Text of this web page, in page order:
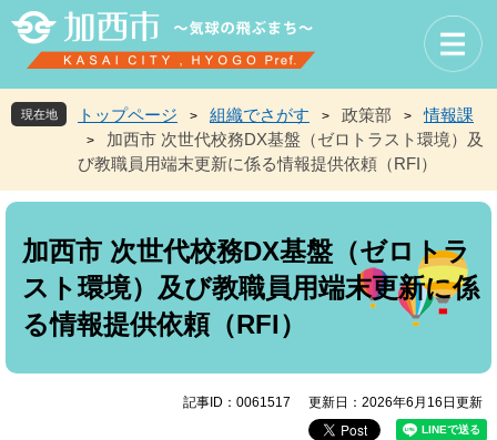
先
頭
を
飛
現在地 トップページ > 組織でさがす > 政策部 > 情報課
>
加西市 次世代校務DX基盤（ゼロトラスト環境）及
び教職員用端末更新に係る情報提供依頼（RFI）
本
加西市 次世代校務DX基盤（ゼロトラ
スト環境）及び教職員用端末更新に係
る情報提供依頼（RFI）
記事ID：0061517 更新日：2026年6月16日更新